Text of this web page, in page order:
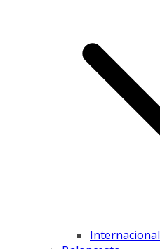
Internacional